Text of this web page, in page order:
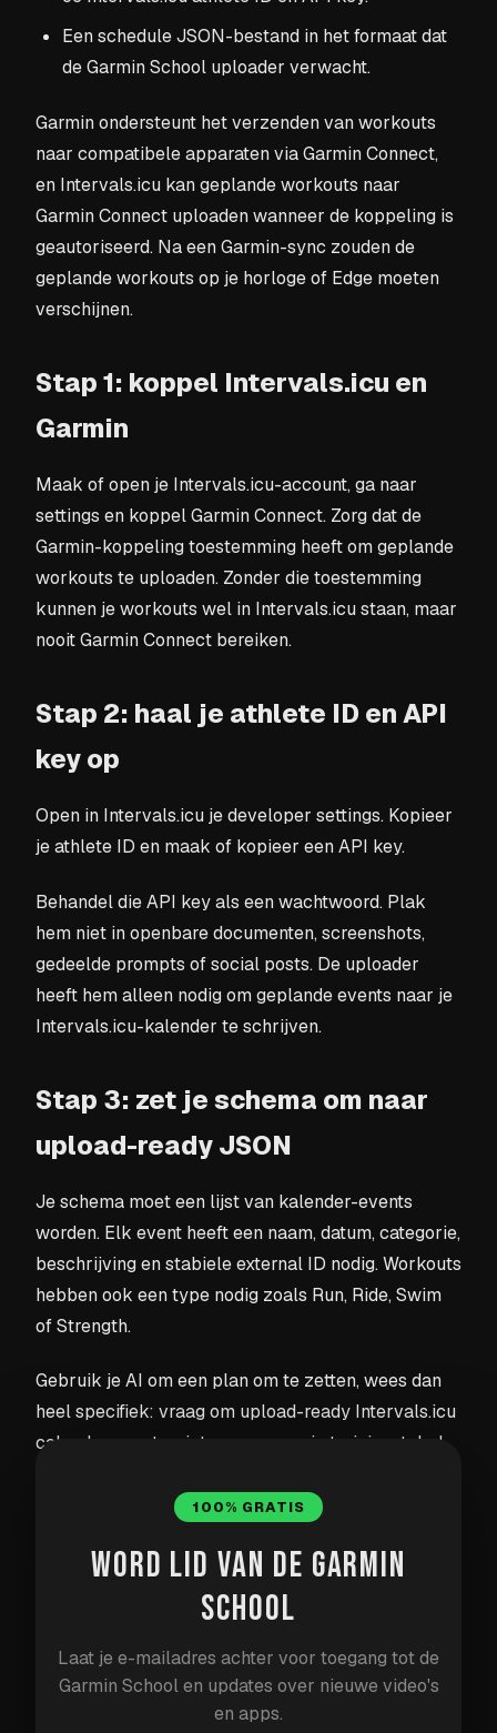
Een schedule JSON-bestand in het formaat dat
de Garmin School uploader verwacht.
Garmin ondersteunt het verzenden van workouts
naar compatibele apparaten via Garmin Connect,
en Intervals.icu kan geplande workouts naar
Garmin Connect uploaden wanneer de koppeling is
geautoriseerd. Na een Garmin-sync zouden de
geplande workouts op je horloge of Edge moeten
verschijnen.
Stap 1: koppel Intervals.icu en
Garmin
Maak of open je Intervals.icu-account, ga naar
settings en koppel Garmin Connect. Zorg dat de
Garmin-koppeling toestemming heeft om geplande
workouts te uploaden. Zonder die toestemming
kunnen je workouts wel in Intervals.icu staan, maar
nooit Garmin Connect bereiken.
Stap 2: haal je athlete ID en API
key op
Open in Intervals.icu je developer settings. Kopieer
je athlete ID en maak of kopieer een API key.
Behandel die API key als een wachtwoord. Plak
hem niet in openbare documenten, screenshots,
gedeelde prompts of social posts. De uploader
heeft hem alleen nodig om geplande events naar je
Intervals.icu-kalender te schrijven.
Stap 3: zet je schema om naar
upload-ready JSON
Je schema moet een lijst van kalender-events
worden. Elk event heeft een naam, datum, categorie,
beschrijving en stabiele external ID nodig. Workouts
hebben ook een type nodig zoals Run, Ride, Swim
of Strength.
Gebruik je AI om een plan om te zetten, wees dan
heel specifiek: vraag om upload-ready Intervals.icu
calendar events, niet om een mooie trainingstabel.
JSON zijn maar niet het verwachte eventformaat
Je kunt hiervoor Claude of ChatGPT gebruiken.
Voeg je echte trainingsschema toe als bijlage
en plak daarna de prompt hieronder, zodat de
AI je echte schema omzet naar een
downloadbaar JSON-bestand in plaats van
100% GRATIS
WORD LID VAN DE GARMIN
SCHOOL
Laat je e-mailadres achter voor toegang tot de
Garmin School en updates over nieuwe video's
en apps.